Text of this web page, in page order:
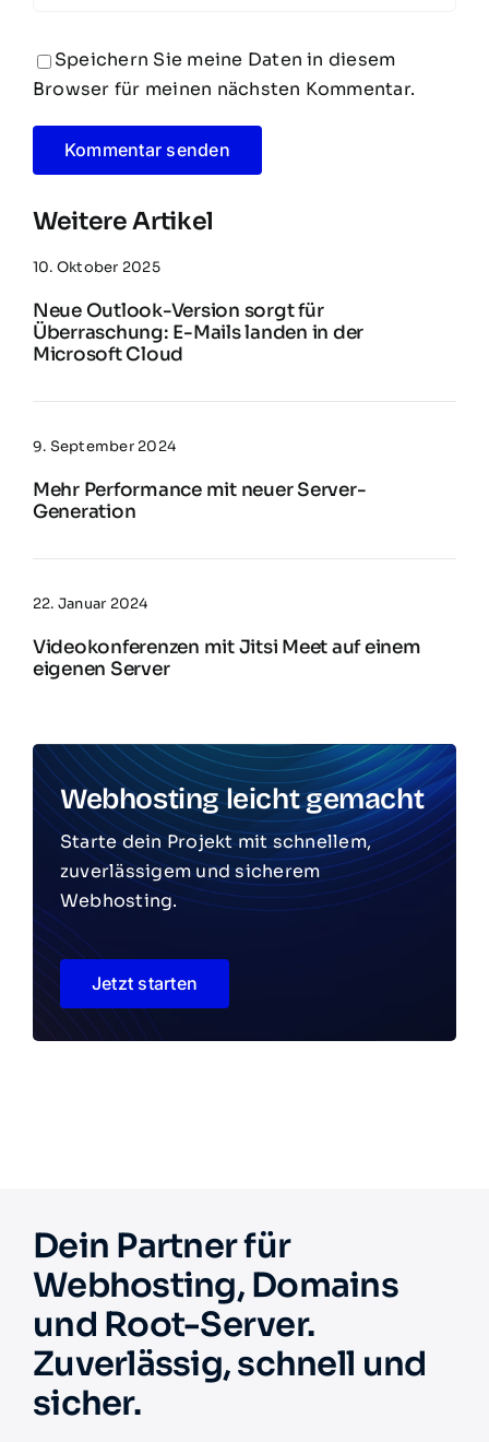
Speichern Sie meine Daten in diesem
Browser für meinen nächsten Kommentar.
Weitere Artikel
10. Oktober 2025
Neue Outlook-Version sorgt für
Überraschung: E-Mails landen in der
Microsoft Cloud
9. September 2024
Mehr Performance mit neuer Server-
Generation
22. Januar 2024
Videokonferenzen mit Jitsi Meet auf einem
eigenen Server
Webhosting leicht gemacht
Starte dein Projekt mit schnellem,
zuverlässigem und sicherem
Webhosting.
Jetzt starten
Dein Partner für
Webhosting, Domains
und Root-Server.
Zuverlässig, schnell und
sicher.